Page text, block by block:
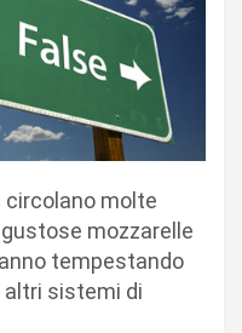
circolano molte
mozzarelle
tempestando
altri sistemi di